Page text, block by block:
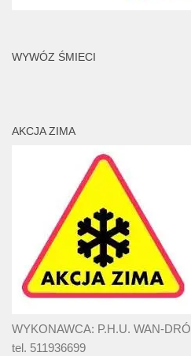
WYWÓZ ŚMIECI
AKCJA ZIMA
WYKONAWCA: P.H.U. WAN-
tel. 511936699